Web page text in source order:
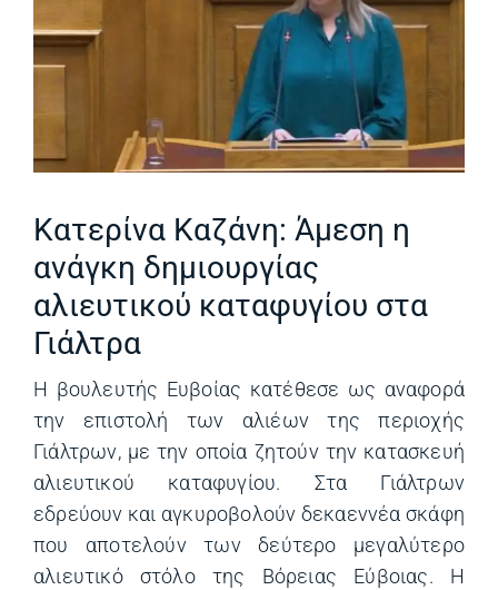
Κατερίνα Καζάνη: Άμεση η
ανάγκη δημιουργίας
αλιευτικού καταφυγίου στα
Γιάλτρα
Η βουλευτής Ευβοίας κατέθεσε ως αναφορά
την επιστολή των αλιέων της περιοχής
Γιάλτρων, με την οποία ζητούν την κατασκευή
αλιευτικού καταφυγίου. Στα Γιάλτρων
εδρεύουν και αγκυροβολούν δεκαεννέα σκάφη
που αποτελούν των δεύτερο μεγαλύτερο
αλιευτικό στόλο της Βόρειας Εύβοιας. Η